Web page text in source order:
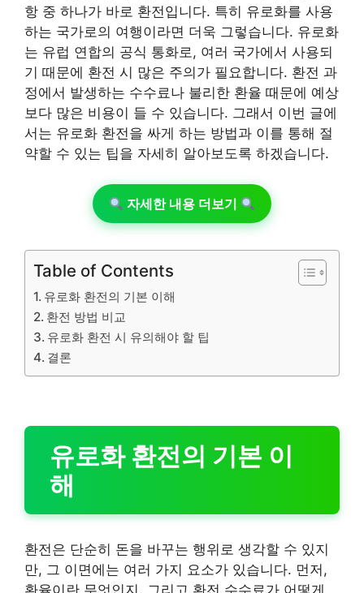
항 중 하나가 바로 환전입니다. 특히 유로화를 사용
하는 국가로의 여행이라면 더욱 그렇습니다. 유로화
는 유럽 연합의 공식 통화로, 여러 국가에서 사용되
기 때문에 환전 시 많은 주의가 필요합니다. 환전 과
정에서 발생하는 수수료나 불리한 환율 때문에 예상
보다 많은 비용이 들 수 있습니다. 그래서 이번 글에
서는 유로화 환전을 싸게 하는 방법과 이를 통해 절
약할 수 있는 팁을 자세히 알아보도록 하겠습니다.
자세한 내용 더보기
Table of Contents
유로화 환전의 기본 이해
환전 방법 비교
유로화 환전 시 유의해야 할 팁
결론
유로화 환전의 기본 이
해
환전은 단순히 돈을 바꾸는 행위로 생각할 수 있지
만, 그 이면에는 여러 가지 요소가 있습니다. 먼저,
환율이란 무엇인지, 그리고 환전 수수료가 어떻게